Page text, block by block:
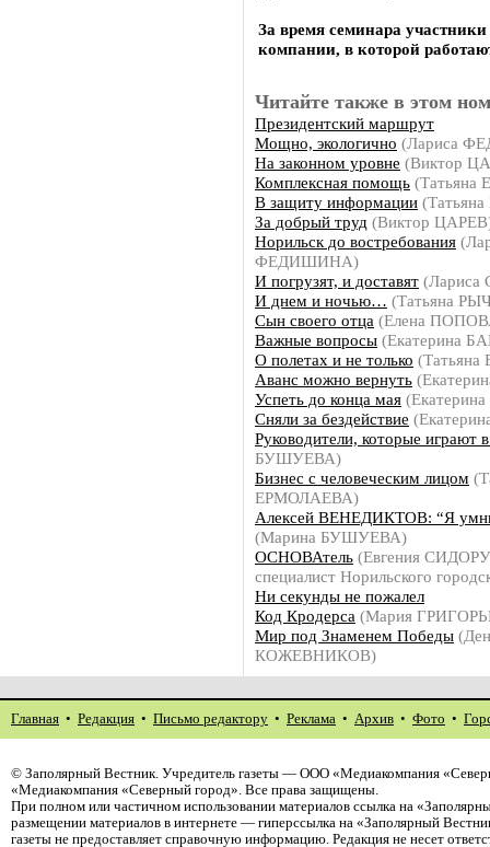
За время семинара
компании, в которой
Читайте также в этом
Президентский маршрут
Мощно, экологично (Лариса
На законном уровне (Виктор
Комплексная помощь
В защиту информации
За добрый труд (Виктор
Норильск до востребования
ФЕДИШИНА)
И погрузят, и доставят
И днем и ночью… (Татьяна
Сын своего отца (Елена
Важные вопросы (Екатерина
О полетах и не только
Аванс можно вернуть
Успеть до конца мая
Сняли за бездействие
Руководители, которые играют
БУШУЕВА)
Бизнес с человеческим лицом
ЕРМОЛАЕВА)
Алексей ВЕНЕДИКТОВ: “Я
(Марина БУШУЕВА)
ОСНОВАтель (Евгения
специалист Норильского
Ни секунды не пожалел
Код Кродерса (Мария
Мир под Знаменем Победы
КОЖЕВНИКОВ)
Главная • Редакция • Письмо редактору • Реклама • Архив • Фото •
© Заполярный Вестник. Учредитель газеты — ООО «Медиакомпания
«Медиакомпания «Северный город». Все права защищены.
При полном или частичном использовании материалов ссылка на
размещении материалов в интернете — гиперссылка на «Заполярный
газеты не предоставляет справочную информацию. Редакция не несет